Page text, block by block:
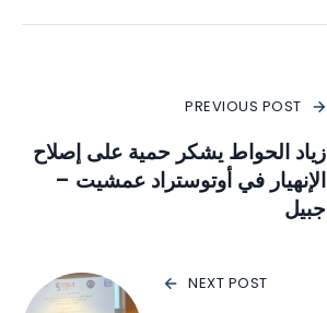
PREVIOUS POST
زياد الحواط يشكر حمية على إصلاح
الإنهيار في أوتوستراد عمشيت –
جبيل
NEXT POST